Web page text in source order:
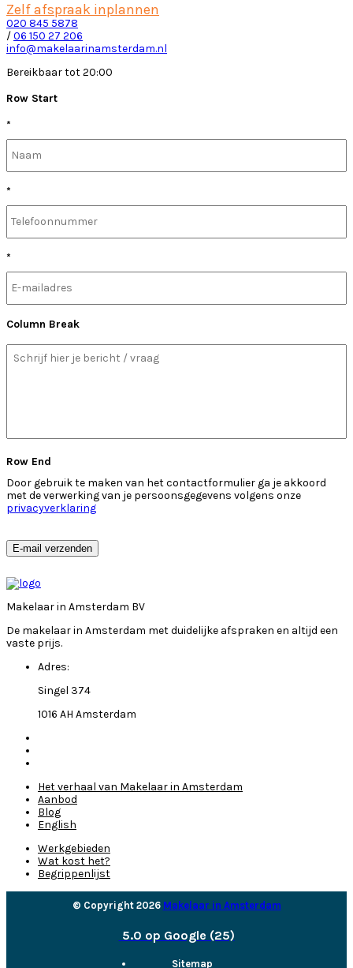
Zelf afspraak inplannen
020 845 5878
/06 150 27 206
info@makelaarinamsterdam.nl
Bereikbaar tot 20:00
Row Start
*
*
*
Column Break
Bericht
Row End
Door gebruik te maken van het contactformulier ga je akkoord
met de verwerking van je persoonsgegevens volgens onze
privacyverklaring
E-mail verzenden
Makelaar in Amsterdam BV
De makelaar in Amsterdam met duidelijke afspraken en altijd een
vaste prijs.
Adres:
Singel 374
1016 AH Amsterdam
Het verhaal van Makelaar in Amsterdam
Aanbod
Blog
English
Werkgebieden
Wat kost het?
Begrippenlijst
© Copyright 2026 Makelaar in Amsterdam
5.0 op Google (25)
Sitemap